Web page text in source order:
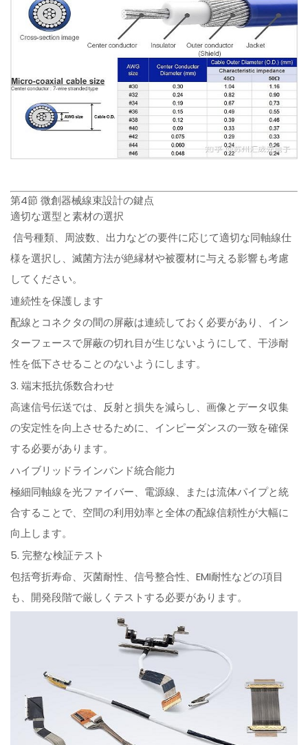
第4節 微創器械線束設計の鍵点
適切な選型と素材の選択
信号種類、周波数、出力などの要件に応じて適切な同軸線仕
様を選択し、滅菌方法が絶縁材や被覆材に与える影響も考慮
してください。
連続性を保護します
配線とコネクタの間の屏蔽は連続しておく必要があり、イン
ターフェースで屏蔽の切れ目が生じないようにして、干渉耐
性を低下させることのないようにします。
3. 端末抵抗係数合わせ
高速信号伝送では、反射と損失を減らし、画像とデータ収集
の安定性を向上させるために、インピーダンスの一致を確保
する必要があります。
ハイブリッドラインバンド統合能力
極細同軸線を光ファイバー、電源線、または流体パイプと統
合することで、空間の利用効率と全体の配線信頼性が大幅に
向上します。
5. 完整な検証テスト
包括弯折寿命、灭菌耐性、信号整合性、EMI耐性などの項目
も、開発段階で厳しくテストする必要があります。